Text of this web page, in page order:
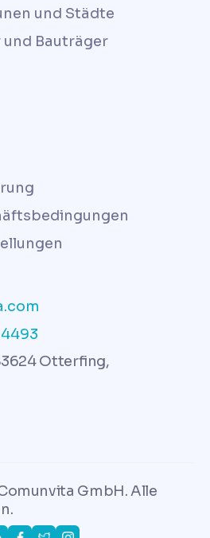
und Städte
Bauträger
Otterfing,
GmbH. Alle